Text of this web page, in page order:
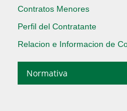
Contratos Menores
Perfil del Contratante
Relacion e Informacion de
Normativa